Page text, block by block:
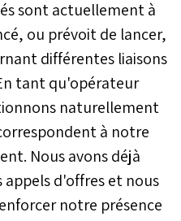
sont actuellement à
ou prévoit de lancer,
différentes liaisons
tant qu'opérateur
naturellement
à notre
Nous avons déjà
appels d'offres et nous
notre présence